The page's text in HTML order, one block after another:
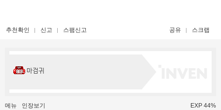
추천확인 신고 스팸신고 공유 스크랩
마검귀
메뉴 인장보기 EXP 44%